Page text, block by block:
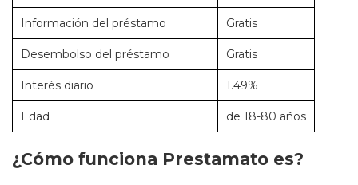
Información del préstamo Gratis
Desembolso del préstamo Gratis
Interés diario 1.49%
Edad de 18-80 años
¿Cómo funciona Prestamato es?